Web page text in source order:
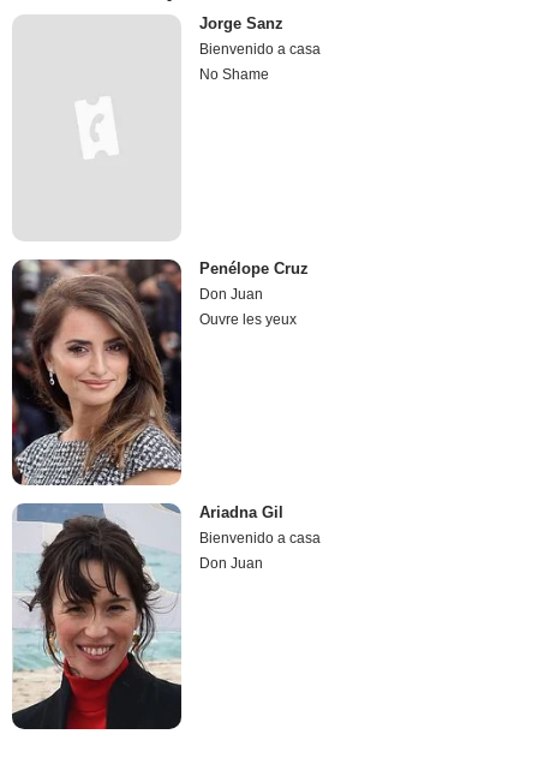
Jorge Sanz
Bienvenido a casa
No Shame
Penélope Cruz
Don Juan
Ouvre les yeux
Ariadna Gil
Bienvenido a casa
Don Juan